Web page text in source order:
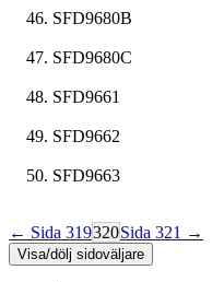
SFD9680B
SFD9680C
SFD9661
SFD9662
SFD9663
← Sida 319320Sida 321 →
Visa/dölj sidoväljare